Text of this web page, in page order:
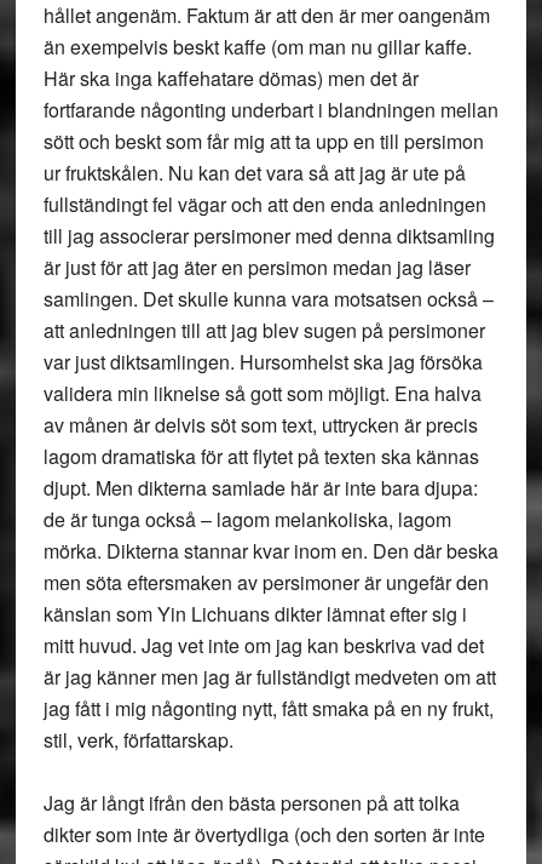
hållet angenäm. Faktum är att den är mer oangenäm
än exempelvis beskt kaffe (om man nu gillar kaffe.
Här ska inga kaffehatare dömas) men det är
fortfarande någonting underbart i blandningen mellan
sött och beskt som får mig att ta upp en till persimon
ur fruktskålen. Nu kan det vara så att jag är ute på
fullständingt fel vägar och att den enda anledningen
till jag associerar persimoner med denna diktsamling
är just för att jag äter en persimon medan jag läser
samlingen. Det skulle kunna vara motsatsen också –
att anledningen till att jag blev sugen på persimoner
var just diktsamlingen. Hursomhelst ska jag försöka
validera min liknelse så gott som möjligt. Ena halva
av månen är delvis söt som text, uttrycken är precis
lagom dramatiska för att flytet på texten ska kännas
djupt. Men dikterna samlade här är inte bara djupa:
de är tunga också – lagom melankoliska, lagom
mörka. Dikterna stannar kvar inom en. Den där beska
men söta eftersmaken av persimoner är ungefär den
känslan som Yin Lichuans dikter lämnat efter sig i
mitt huvud. Jag vet inte om jag kan beskriva vad det
är jag känner men jag är fullständigt medveten om att
jag fått i mig någonting nytt, fått smaka på en ny frukt,
stil, verk, författarskap.
Jag är långt ifrån den bästa personen på att tolka
dikter som inte är övertydliga (och den sorten är inte